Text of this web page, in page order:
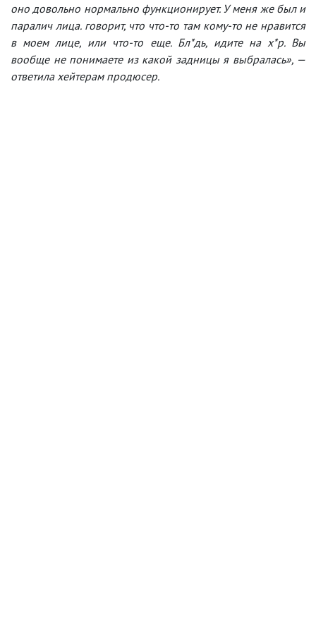
оно довольно нормально функционирует. У меня же был и
паралич лица. говорит, что что-то там кому-то не нравится
в моем лице, или что-то еще. Бл*дь, идите на х*р. Вы
вообще не понимаете из какой задницы я выбралась», —
ответила хейтерам продюсер.